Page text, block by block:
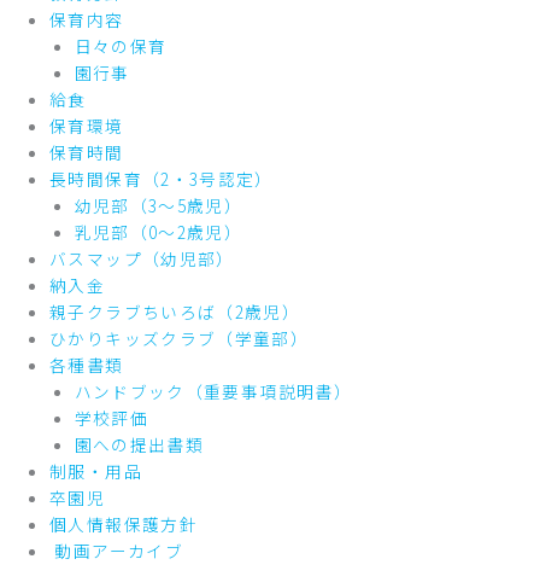
保育内容
日々の保育
園行事
給食
保育環境
保育時間
長時間保育（2・3号認定）
幼児部（3～5歳児）
乳児部（0～2歳児）
バスマップ（幼児部）
納入金
親子クラブちいろば（2歳児）
ひかりキッズクラブ（学童部）
各種書類
ハンドブック（重要事項説明書）
学校評価
園への提出書類
制服・用品
卒園児
個人情報保護方針
動画アーカイブ